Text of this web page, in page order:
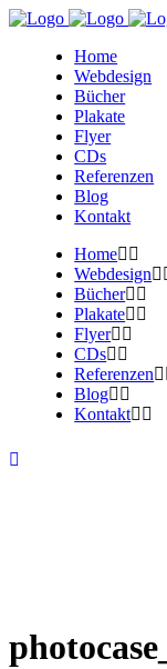
Home
Webdesign
Bücher
Plakate
Flyer
CDs
Referenzen
Blog
Kontakt
Home
Webdesign
Bücher
Plakate
Flyer
CDs
Referenzen
Blog
Kontakt